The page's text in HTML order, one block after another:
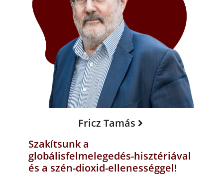
Fricz Tamás
Szakítsunk a
globálisfelmelegedés-hisztériával
és a szén-dioxid-ellenességgel!